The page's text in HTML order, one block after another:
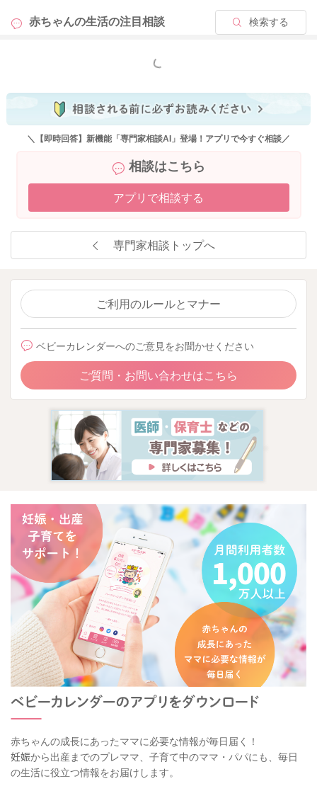
赤ちゃんの生活の注目相談 検索する
もっと見る
＼【即時回答】新機能「専門家相談AI」登場！アプリで今すぐ相談／
相談はこちら
アプリで相談する
専門家相談トップへ
ご利用のルールとマナー
ベビーカレンダーへのご意見をお聞かせください
ご質問・お問い合わせはこちら
赤ちゃんの成長にあったママに必要な情報が毎日届く！
妊娠から出産までのプレママ、子育て中のママ・パパにも、毎日
の生活に役立つ情報をお届けします。